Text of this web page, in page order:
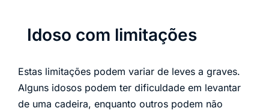
Idoso com limitações
Estas limitações podem variar de leves a graves.
Alguns idosos podem ter dificuldade em levantar
de uma cadeira, enquanto outros podem não